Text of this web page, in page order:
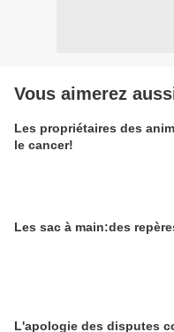
Vous aimerez
Les propriétaires des
le cancer!
Les sac à main:des
L'apologie des disputes